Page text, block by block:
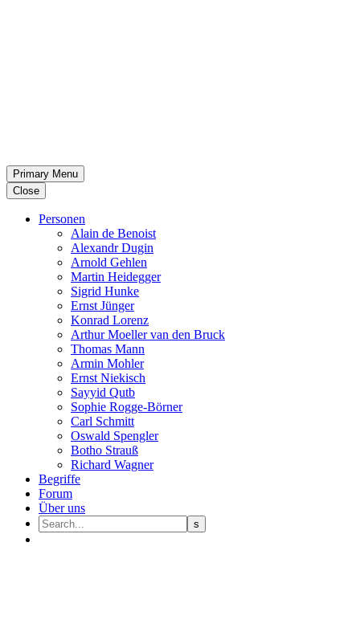
Primary Menu
Close
Per­so­nen
Alain de Benoist
Alex­andr Dugin
Arnold Gehlen
Martin Heid­eg­ger
Sigrid Hunke
Ernst Jünger
Konrad Lorenz
Arthur Moeller van den Bruck
Thomas Mann
Armin Mohler
Ernst Nie­kisch
Sayyid Qutb
Sophie Rogge-Börner
Carl Schmitt
Oswald Speng­ler
Botho Strauß
Richard Wagner
Begriffe
Forum
Über uns